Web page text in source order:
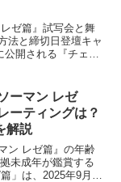
ゼ篇』試写会と舞
法と締切日登壇キャ
公開される『チェン
ーマン レゼ
ーティングは？
解説
ン レゼ篇』の年齢
未成年が鑑賞する
」は、2025年9月